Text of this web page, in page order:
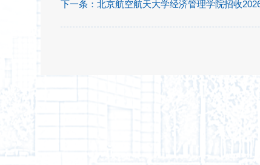
下一条： 北京航空航天大学经济管理学院招收